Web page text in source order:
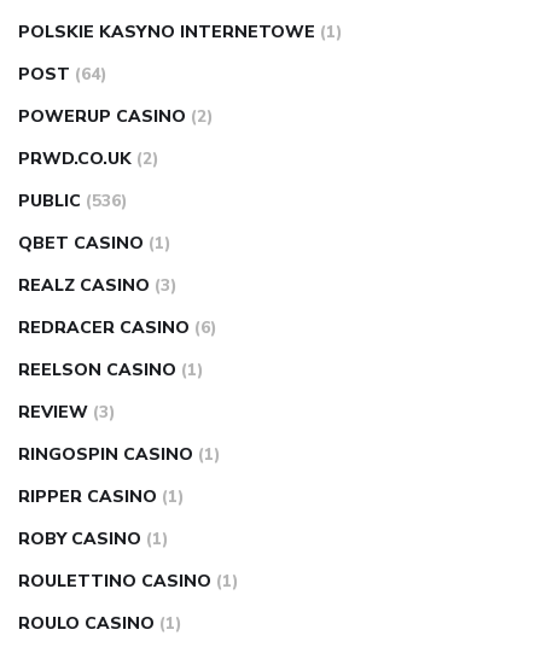
POLSKIE KASYNO INTERNETOWE (1)
POST (64)
POWERUP CASINO (2)
PRWD.CO.UK (2)
PUBLIC (536)
QBET CASINO (1)
REALZ CASINO (3)
REDRACER CASINO (6)
REELSON CASINO (1)
REVIEW (3)
RINGOSPIN CASINO (1)
RIPPER CASINO (1)
ROBY CASINO (1)
ROULETTINO CASINO (1)
ROULO CASINO (1)